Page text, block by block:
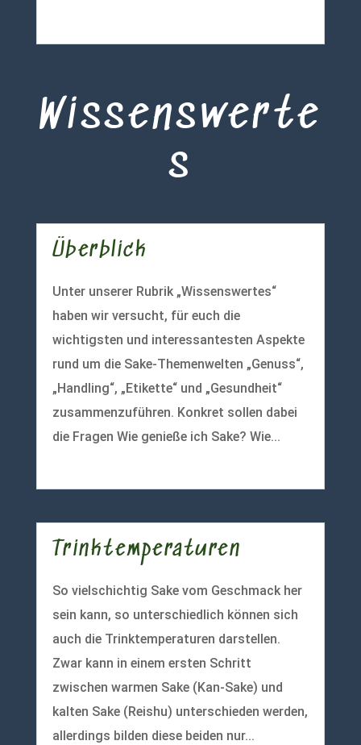
Wissenswerte
s
Überblick
Unter unserer Rubrik „Wissenswertes“
haben wir versucht, für euch die
wichtigsten und interessantesten Aspekte
rund um die Sake-Themenwelten „Genuss“,
„Handling“, „Etikette“ und „Gesundheit“
zusammenzuführen. Konkret sollen dabei
die Fragen Wie genieße ich Sake? Wie...
Trinktemperaturen
So vielschichtig Sake vom Geschmack her
sein kann, so unterschiedlich können sich
auch die Trinktemperaturen darstellen.
Zwar kann in einem ersten Schritt
zwischen warmen Sake (Kan-Sake) und
kalten Sake (Reishu) unterschieden werden,
allerdings bilden diese beiden nur...